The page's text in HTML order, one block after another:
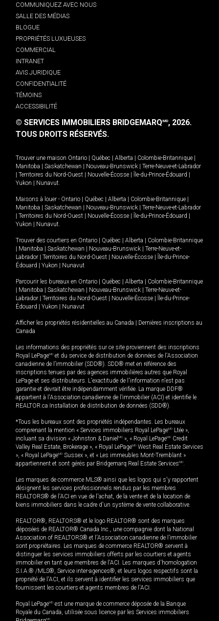
COMMUNIQUEZ AVEC NOUS
SALLE DES MÉDIAS
BLOGUE
PROPRIÉTÉS LUXUEUSES
COMMERCIAL
INTRANET
AVIS JURIDIQUE
CONFIDENTIALITÉ
TÉMOINS
ACCESSIBILITÉ
© SERVICES IMMOBILIERS BRIDGEMARQMD, 2026.
TOUS DROITS RÉSERVÉS.
Trouver une maison Ontario Québec Alberta Colombie-Britannique
Manitoba
Saskatchewan Nouveau-Brunswick
Terre-Neuve-et-Labrador
Territoires du Nord-Ouest Nouvelle-Écosse Île-du-Prince-Édouard
Yukon
Nunavut.
Maisons à louer - Ontario Québec Alberta Colombie-Britannique
Manitoba
Saskatchewan Nouveau-Brunswick
Terre-Neuve-et-Labrador
Territoires du Nord-Ouest Nouvelle-Écosse Île-du-Prince-Édouard
Yukon
Nunavut.
Trouver des courtiers en Ontario Québec Alberta
Colombie-Britannique
Manitoba Saskatchewan Nouveau-Brunswick
Terre-Neuve-et-
Labrador
Territoires du Nord-Ouest Nouvelle-Écosse
Île-du-Prince-
Édouard
Yukon Nunavut
Parcourir les bureaux en Ontario Québec Alberta
Colombie-Britannique
Manitoba Saskatchewan Nouveau-Brunswick
Terre-Neuve-et-
Labrador
Territoires du Nord-Ouest Nouvelle-Écosse
Île-du-Prince-
Édouard
Yukon Nunavut
Afficher les propriétés résidentielles au Canada
Dernières inscriptions au
Canada
Les informations des propriétés sur ce site proviennent des inscriptions
Royal LePageMD et du service de distribution de données de l'Association
canadienne de l’immobilier (SDD®). SDD® met en référence des
inscriptions tenues par des agences immobilières autres que Royal
LePage et ses distributeurs. L'exactitude de l'information n'est pas
garantie et devrait être indépendamment vérifiée. La marque DDF®
appartient à l'Association canadienne de l’immobilier (ACI) et identifie le
REALTOR.ca Installation de distribution de données (SDD®).
*Tous les bureaux sont des propriétés indépendantes. Les bureaux
comprenant la mention « Services immobiliers Royal LePageMD Ltée »,
incluant sa division « Johnston & Daniel MD », « Royal LePageMD Credit
Valley Real Estate, Brokerage », « Royal LePageMD West Real Estate Services
», « Royal LePageMD Sussex », et « Les immeubles Mont-Tremblant »
appartiennent et sont gérés par Bridgemarq Real Estate ServicesMD.
Les marques de commerce MLS® ainsi que les logos qui s'y rapportent
désignent les services professionnels rendus par les membres
REALTORS® de l'ACI en vue de l'achat, de la vente et de la location de
biens immobiliers dans le cadre d'un système de vente collaborative.
REALTOR®, REALTORS® et le logo REALTOR® sont des marques
déposées de REALTOR® Canada Inc., une compagnie dont la National
Association of REALTORS® et l'Association canadienne de l’immobilier
sont propriétaires. Les marques de commerce REALTOR® servent à
distinguer les services immobiliers offerts par les courtiers et agents
immobilier en tant que membres de l'ACI. Les marques d'homologation
S.I.A.® /MLS®, Service inter-agences®, et leurs logos respectifs sont la
propriété de l'ACI, et ils servent à identifier les services immobiliers que
fournissent les courtiers et agents membres de l'ACI.
Royal LePageMD est une marque de commerce déposée de la Banque
Royale du Canada, utilisée sous licence par les Services immobiliers
MD